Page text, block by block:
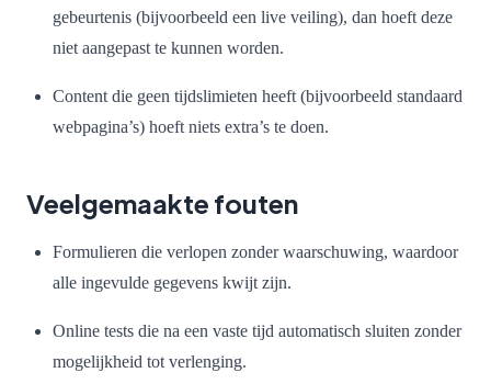
gebeurtenis (bijvoorbeeld een live veiling), dan hoeft deze
niet aangepast te kunnen worden.
Content die geen tijdslimieten heeft (bijvoorbeeld standaard
webpagina’s) hoeft niets extra’s te doen.
Veelgemaakte fouten
Formulieren die verlopen zonder waarschuwing, waardoor
alle ingevulde gegevens kwijt zijn.
Online tests die na een vaste tijd automatisch sluiten zonder
mogelijkheid tot verlenging.